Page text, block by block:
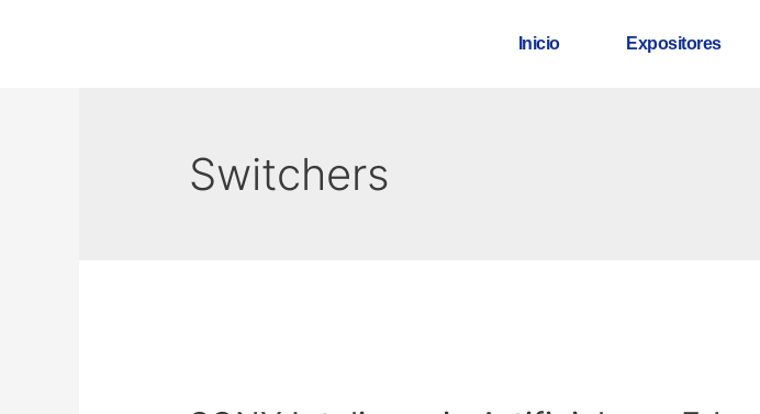
Inicio Expositores
Switchers